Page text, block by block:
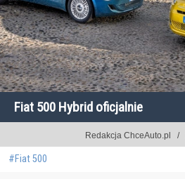
Fiat 500 Hybrid oficjalnie
Redakcja ChceAuto.pl
#Fiat 500